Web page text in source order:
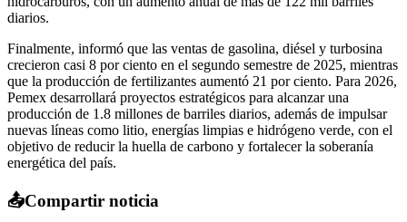
diarios.
Finalmente, informó que las ventas de gasolina, diésel y turbosina
crecieron casi 8 por ciento en el segundo semestre de 2025, mientras
que la producción de fertilizantes aumentó 21 por ciento. Para 2026,
Pemex desarrollará proyectos estratégicos para alcanzar una
producción de 1.8 millones de barriles diarios, además de impulsar
nuevas líneas como litio, energías limpias e hidrógeno verde, con el
objetivo de reducir la huella de carbono y fortalecer la soberanía
energética del país.
📤Compartir noticia